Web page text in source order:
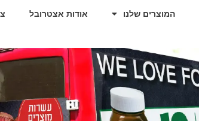
המוצרים שלנו אודות אצטרובל